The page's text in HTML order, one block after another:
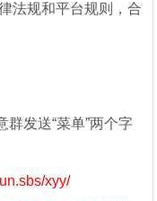
法规和平台规则，合
发送“菜单”两个字
xyy/